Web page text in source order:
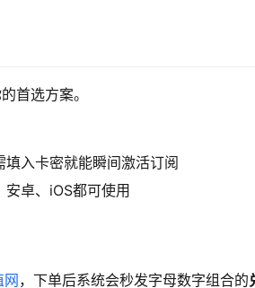
首选方案。
入卡密就能瞬间激活订阅
卓、iOS都可使用
，下单后系统会秒发字母数字组合的